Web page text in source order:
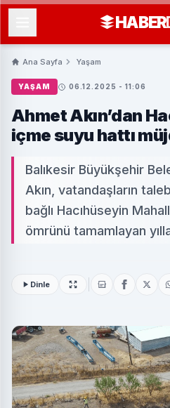
HABER
Ana Sayfa Yaşam
YAŞAM 06.12.2025 - 11:06
Ahmet Akın’dan
içme suyu hattı
Balıkesir Büyükşehir
Akın, vatandaşların
bağlı Hacıhüseyin
ömrünü tamamlayan
Dinle